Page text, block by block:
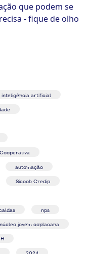
que podem se
- fique de olho
inteligência artificial
automação
Sicoob Credip
nps
núcleo jovem coplacana